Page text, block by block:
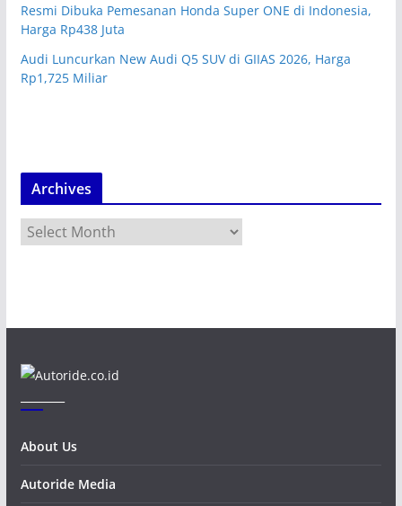
Resmi Dibuka Pemesanan Honda Super ONE di Indonesia,
Harga Rp438 Juta
Audi Luncurkan New Audi Q5 SUV di GIIAS 2026, Harga
Rp1,725 Miliar
Archives
r
e
About Us
Autoride Media